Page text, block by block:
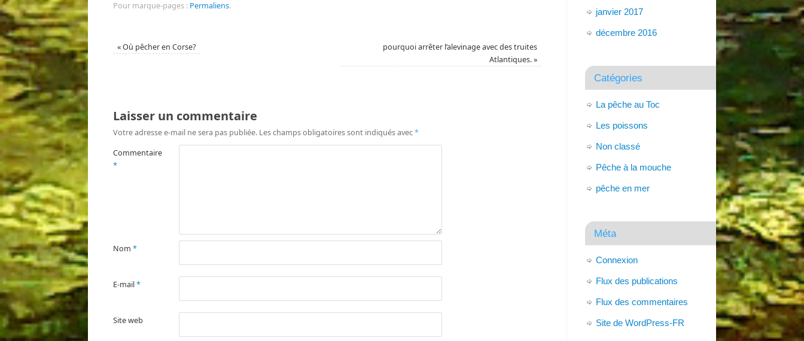
Pour marque-pages : Permaliens.
«Où pêcher en Corse?
pourquoi arrêter l’alevinage avec des truites
Atlantiques.»
Laisser un commentaire
Votre adresse e-mail ne sera pas publiée. Les champs obligatoires sont indiqués avec*
Commentaire
*
Nom *
E-mail*
Site web
janvier 2017
décembre 2016
Catégories
La pêche au Toc
Les poissons
Non classé
Pêche à la mouche
pêche en mer
Méta
Connexion
Flux des publications
Flux des commentaires
Site de WordPress-FR